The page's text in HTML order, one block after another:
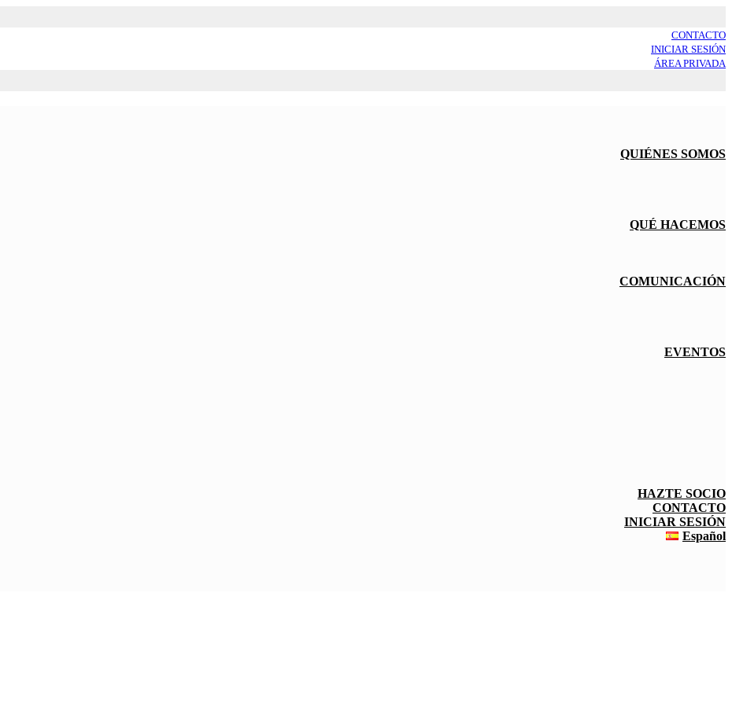
CONTACTO
INICIAR SESIÓN
ÁREA PRIVADA
QUIÉNES SOMOS
QUÉ HACEMOS
COMUNICACIÓN
EVENTOS
HAZTE SOCIO
CONTACTO
INICIAR SESIÓN
Español